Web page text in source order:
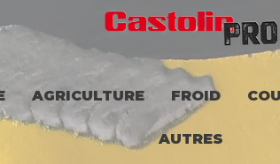
AGRICULTURE FROID
AUTRES